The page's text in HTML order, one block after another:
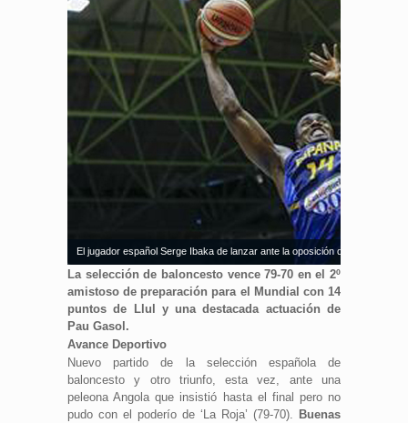
El jugador español Serge Ibaka de lanzar ante la oposición de un jugador
La selección de baloncesto vence 79-70 en el 2º
amistoso de preparación para el Mundial con 14
puntos de Llul y una destacada actuación de
Pau Gasol.
Avance Deportivo
Nuevo partido de la selección española de
baloncesto y otro triunfo, esta vez, ante una
peleona Angola que insistió hasta el final pero no
pudo con el poderío de ‘La Roja’ (79-70). Buenas